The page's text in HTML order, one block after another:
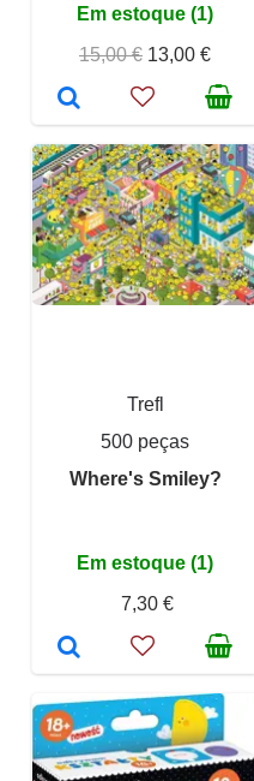
Em estoque (1)
15,00 € 13,00 €
Trefl
500 peças
Where's Smiley?
Em estoque (1)
7,30 €